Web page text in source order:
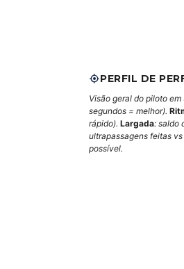
PERFIL DE
Visão geral do piloto em
segundos = melhor).
rápido). Largada: saldo
ultrapassagens feitas vs
possível.